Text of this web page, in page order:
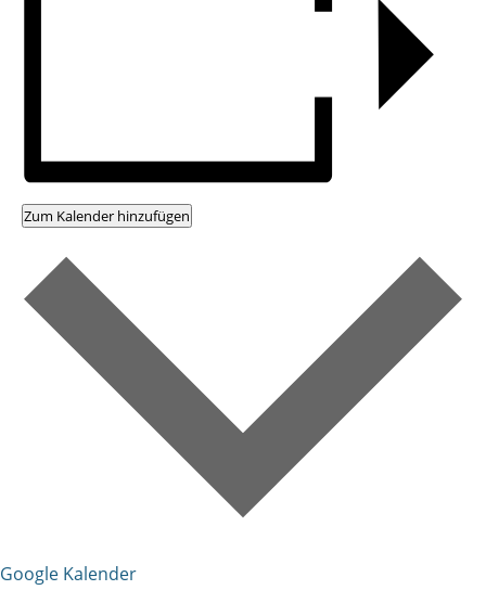
Zum Kalender hinzufügen
Google Kalender